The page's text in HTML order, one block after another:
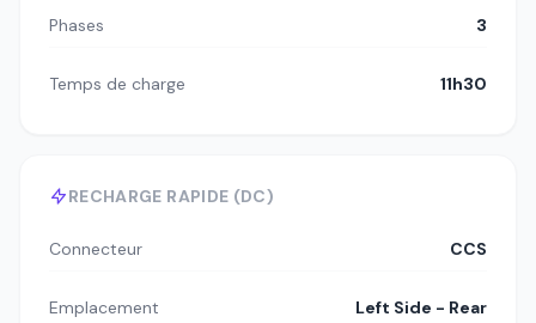
Phases 3
Temps de charge 11h30
RECHARGE RAPIDE (DC)
Connecteur CCS
Emplacement Left Side - Rear